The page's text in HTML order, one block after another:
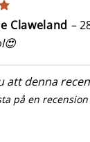
5Claweland –
att denna
på en